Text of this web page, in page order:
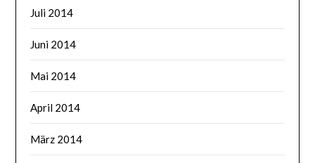
Juli 2014
Juni 2014
Mai 2014
April 2014
März 2014